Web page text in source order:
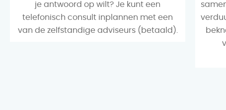
je antwoord op wilt? Je kunt een
telefonisch consult inplannen met een
van de zelfstandige adviseurs (betaald).